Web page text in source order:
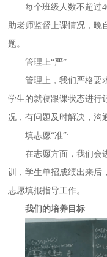
每个班级人数不超过
助老师监督上课情况，晚
题。
管理上“严”
管理上，我们严格要
学生的就寝跟课状态进行
况，有问题及时解决，沟
填志愿“准”:
在志愿方面，我们会
训，学生单招成绩出来后
志愿填报指导工作。
我们的培养目标